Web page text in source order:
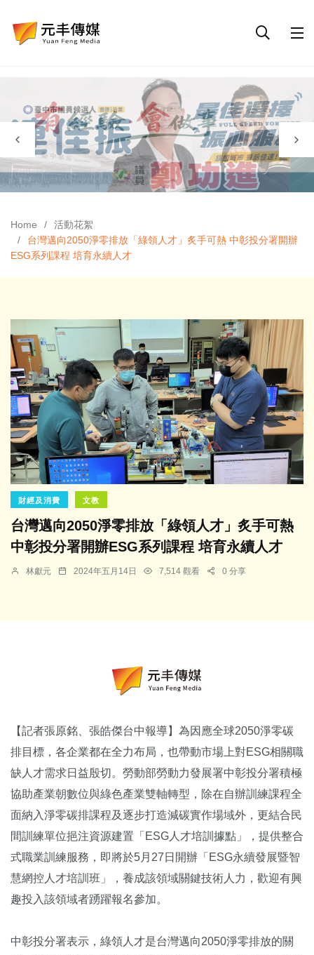
Home
活動花絮
台灣邁向2050淨零排放「綠領人才」炙手可熱 中彰投分署開辦
ESG系列課程 培育永續人才
財經及消費 文教
台灣邁向2050淨零排放「綠領人才」炙手可熱
中彰投分署開辦ESG系列課程 培育永續人才
林獻元 2024年五月14日 7,514 觀看 0 分享
【記者張原銘、張皓傑台中報導】為因應全球2050淨零碳
排目標，各企業都在全力布局，也帶動市場上對ESG相關職
缺人才需求日益殷切。勞動部勞動力發展署中彰投分署積極
協助產業朝數位與綠色產業雙軸轉型，除在自辦訓練課程全
面納入淨零碳排課程及逐步打造減碳實作場域外，更結合民
間訓練單位挹注資源建置「ESG人才培訓據點」，提供整合
式職業訓練服務，即將於5月27日開辦「ESG永續發展暨智
慧網控人才培訓班」，養成該領域關鍵技術人力，歡迎有興
趣投入該領域者踴躍報名參加。
中彰投分署表示，綠領人才是台灣邁向2050淨零排放的關